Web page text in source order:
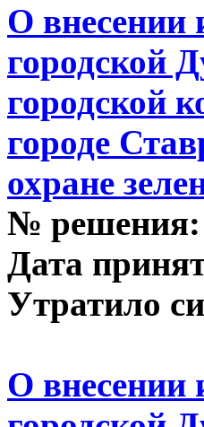
О внесении
городской
городской
городе
охране
№ решения:
Дата
Утратило
О внесении